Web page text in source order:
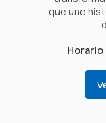
que une